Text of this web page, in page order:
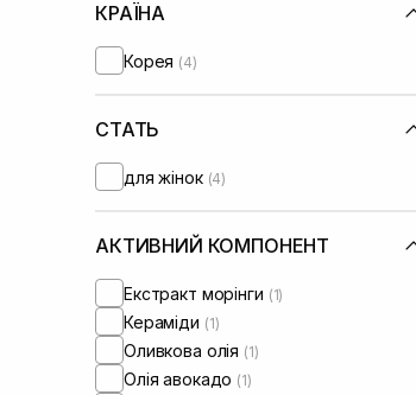
КРАЇНА
Корея (4)
СТАТЬ
для жінок (4)
АКТИВНИЙ КОМПОНЕНТ
Екстракт морінги (1)
Кераміди (1)
Оливкова олія (1)
Олія авокадо (1)